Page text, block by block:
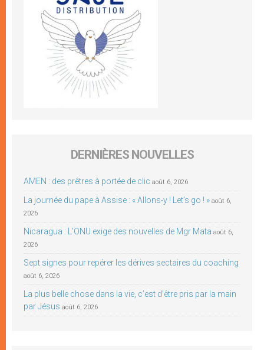
DERNIÈRES NOUVELLES
AMEN : des prêtres à portée de clic août 6, 2026
La journée du pape à Assise : « Allons-y ! Let’s go ! » août 6,
2026
Nicaragua : L’ONU exige des nouvelles de Mgr Mata août 6,
2026
Sept signes pour repérer les dérives sectaires du coaching
août 6, 2026
La plus belle chose dans la vie, c’est d’être pris par la main
par Jésus août 6, 2026